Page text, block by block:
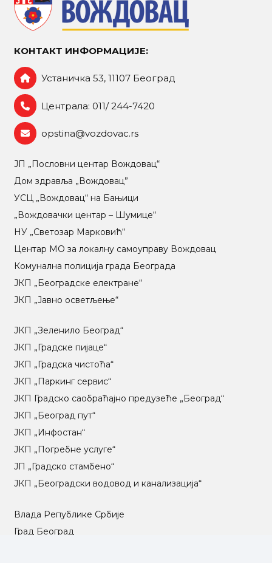
КОНТАКТ ИНФОРМАЦИЈЕ:
Устаничка 53, 11107 Београд
Централа: 011/ 244-7420
opstina@vozdovac.rs
ЈП „Пословни центар Вождовац“
Дом здравља „Вождовац”
УСЦ „Вождовац“ на Бањици
„Вождовачки центар – Шумице“
НУ „Светозар Марковић“
Центар МO за локалну самоуправу Вождовац
Комунална полиција града Београда
ЈКП „Београдске електране“
ЈКП „Јавно осветљење“
ЈКП „Зеленило Београд“
ЈКП „Градске пијаце“
ЈКП „Градска чистоћа“
ЈКП „Паркинг сервис“
ЈКП Градско саобраћајно предузеће „Београд“
ЈКП „Београд пут“
ЈКП „Инфостан“
ЈКП „Погребне услуге“
ЈП „Градско стамбено“
ЈКП „Београдски водовод и канализација“
Влада Републике Србије
Град Београд